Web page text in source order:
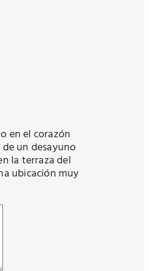
en el corazón
un desayuno
la terraza del
ubicación muy